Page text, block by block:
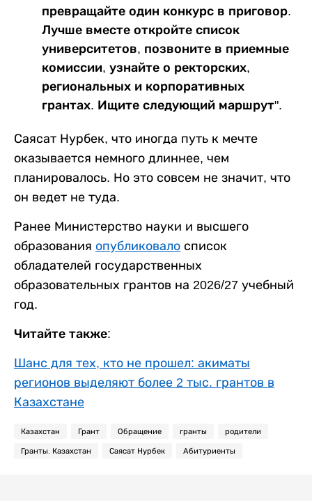
превращайте один конкурс в приговор.
Лучше вместе откройте список
университетов, позвоните в приемные
комиссии, узнайте о ректорских,
региональных и корпоративных
грантах. Ищите следующий маршрут".
Саясат Нурбек, что иногда путь к мечте
оказывается немного длиннее, чем
планировалось. Но это совсем не значит, что
он ведет не туда.
Ранее Министерство науки и высшего
образования опубликовало список
обладателей государственных
образовательных грантов на 2026/27 учебный
год.
Читайте также:
Шанс для тех, кто не прошел: акиматы
регионов выделяют более 2 тыс. грантов в
Казахстане
Казахстан Грант Обращение гранты родители
Гранты. Казахстан Саясат Нурбек Абитуриенты